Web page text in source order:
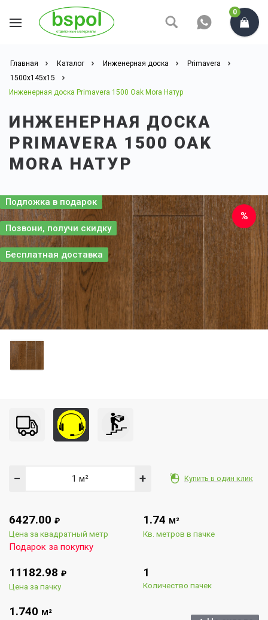
0
Главная Каталог Инженерная доска
Primavera
1500х145х15
Инженерная доска Primavera 1500 Oak Mora Натур
ИНЖЕНЕРНАЯ ДОСКА
PRIMAVERA 1500 OAK
MORA НАТУР
Подложка в подарок
Позвони, получи скидку
Бесплатная доставка
Купить в один клик
− +
6427.00 ₽
Цена за квадратный метр
Подарок за покупку
1.74 М²
Кв. метров в пачке
11182.98 ₽
Цена за пачку
1
Количество пачек
1.740 М²